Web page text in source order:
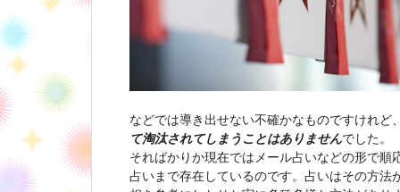
などでは導き出せない不確かなものですけれど
て淘汰されてしまうことはありませんでした。
そればかりか現在ではメール占いなどの形で
占いまで存在しているのです。占いはその方